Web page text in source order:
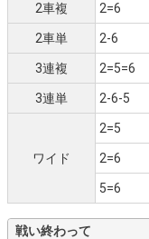
2車複 2=6
2車単 2-6
3連複 2=5=6
3連単 2-6-5
ワイド
2=5
2=6
5=6
戦い終わって